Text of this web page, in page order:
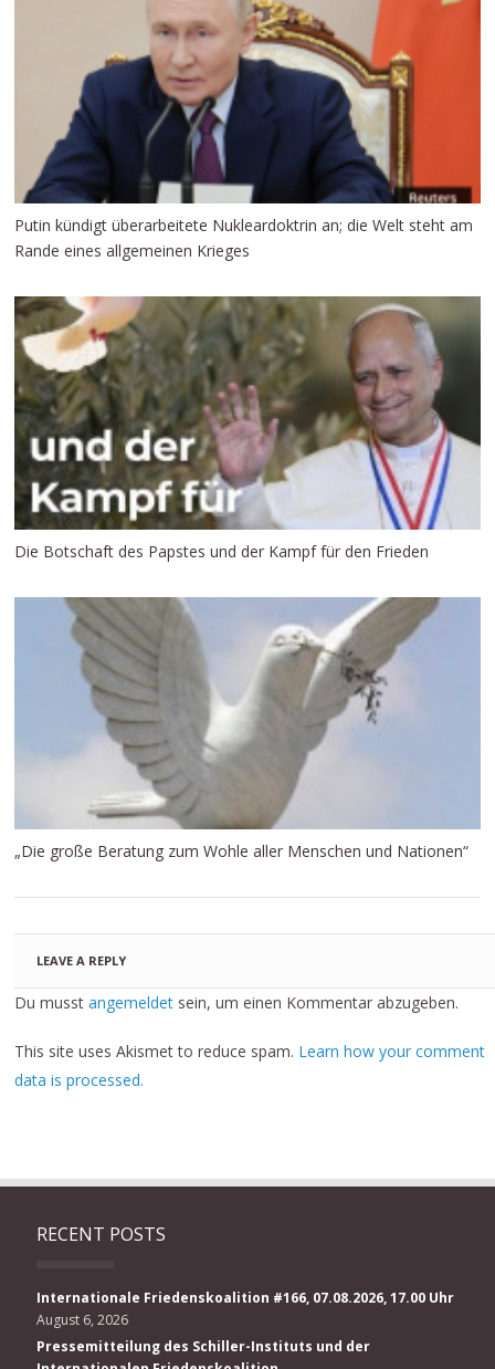
Putin kündigt überarbeitete Nukleardoktrin an; die Welt steht am
Rande eines allgemeinen Krieges
Die Botschaft des Papstes und der Kampf für den Frieden
„Die große Beratung zum Wohle aller Menschen und Nationen“
LEAVE A REPLY
Du musstangemeldet sein, um einen Kommentar abzugeben.
This site uses Akismet to reduce spam. Learn how your comment
data is processed.
RECENT POSTS
Internationale Friedenskoalition #166, 07.08.2026, 17.00 Uhr
August 6, 2026
Pressemitteilung des Schiller-Instituts und der